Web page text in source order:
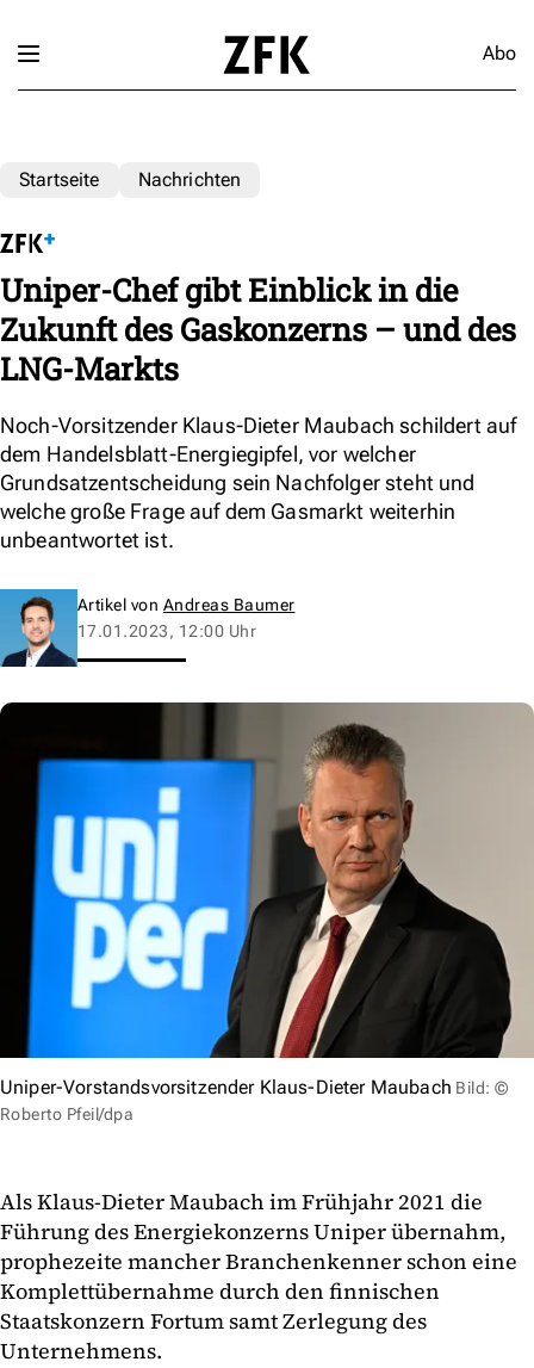
Abo
Startseite Nachrichten
Uniper-Chef gibt Einblick in die
Zukunft des Gaskonzerns – und des
LNG-Markts
Noch-Vorsitzender Klaus-Dieter Maubach schildert auf
dem Handelsblatt-Energiegipfel, vor welcher
Grundsatzentscheidung sein Nachfolger steht und
welche große Frage auf dem Gasmarkt weiterhin
unbeantwortet ist.
Artikel von Andreas Baumer
17.01.2023, 12:00 Uhr
Uniper-Vorstandsvorsitzender Klaus-Dieter Maubach Bild: ©
Roberto Pfeil/dpa
Als Klaus-Dieter Maubach im Frühjahr 2021 die
Führung des Energiekonzerns Uniper übernahm,
prophezeite mancher Branchenkenner schon eine
Komplettübernahme durch den finnischen
Staatskonzern Fortum samt Zerlegung des
Unternehmens.